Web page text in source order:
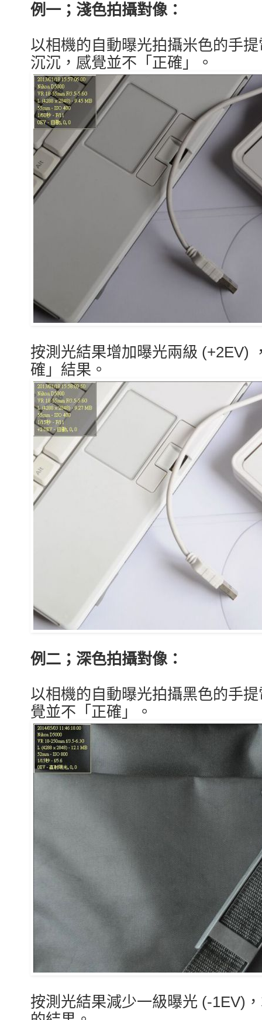
例一；淺色拍攝對像：
以相機的自動曝光拍攝米色的手
沉沉，感覺並不「正確」。
按測光結果增加曝光兩級 (+2EV)
確」結果。
例二；深色拍攝對像：
以相機的自動曝光拍攝黑色的手
覺並不「正確」。
按測光結果減少一級曝光 (-1EV)